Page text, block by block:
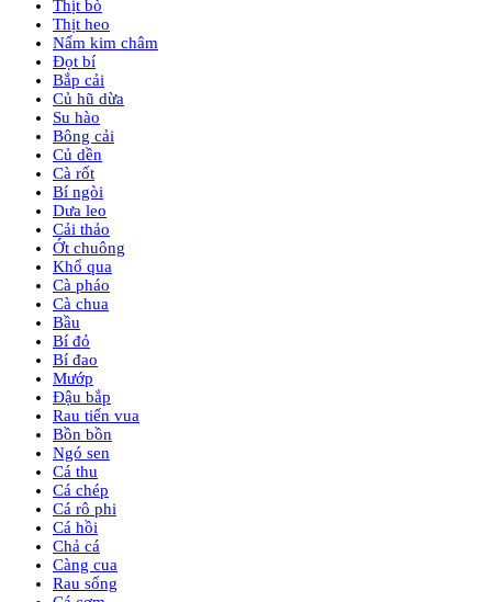
Thịt bò
Thịt heo
Nấm kim châm
Đọt bí
Bắp cải
Củ hũ dừa
Su hào
Bông cải
Củ dền
Cà rốt
Bí ngòi
Dưa leo
Cải thảo
Ớt chuông
Khổ qua
Cà pháo
Cà chua
Bầu
Bí đỏ
Bí đao
Mướp
Đậu bắp
Rau tiến vua
Bồn bồn
Ngó sen
Cá thu
Cá chép
Cá rô phi
Cá hồi
Chả cá
Càng cua
Rau sống